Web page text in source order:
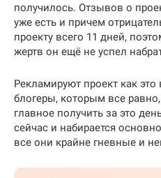
получилось. Отзывов о
уже есть и причем
проекту всего 11 дней,
жертв он ещё не успел
Рекламируют проект как
блогеры, которым все
главное получить за это
сейчас и набирается
все они крайне гневные и